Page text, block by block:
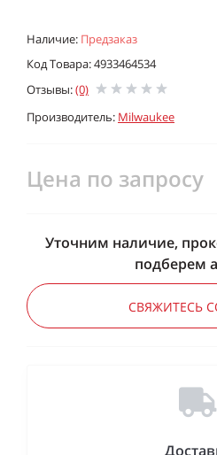
Наличие: Предзаказ
Код Товара: 4933464534
Отзывы:(0)
Производитель: Milwaukee
Цена по запросу
Уточним наличие,
подберем
СВЯЖИТЕСЬ